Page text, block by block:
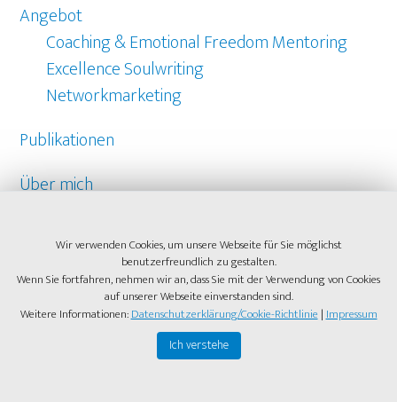
Angebot
Coaching & Emotional Freedom Mentoring
Excellence Soulwriting
Networkmarketing
Publikationen
Über mich
Kontakt
COPYRIGHT © 2026 ·HEIDI-LAMPRET.COM
Wir verwenden Cookies, um unsere Webseite für Sie möglichst
benutzerfreundlich zu gestalten.
Wenn Sie fortfahren, nehmen wir an, dass Sie mit der Verwendung von Cookies
auf unserer Webseite einverstanden sind.
Weitere Informationen:Datenschutzerklärung/Cookie-Richtlinie|Impressum
Ich verstehe